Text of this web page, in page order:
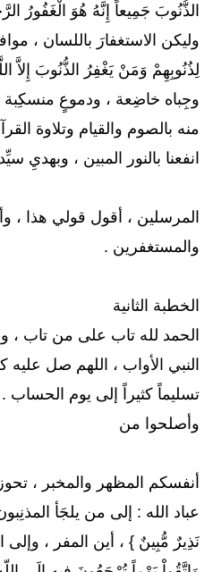
الذُّنُوبَ جَمِيعاً إِنَّهُ هُوَ الْغَفُورُ
وليكن الاستغفارَ باللسان ،
لِذُنُوبِهِمْ وَمَنْ يَغْفِرُ الذُّنُوبَ إِلاَّ
وجِباه خاضِعة ، ودموعٍ منسكِبة
منه بالصوم والقيام وتلاوة
انفعنا بالنور المبين ، وبهديِ سيِّد
المرسلين ، أقول قولي هذا ،
والمستغفرين .
الخطبة الثانية
الحمد لله تاب على من تاب ،
النبي الأواب ، اللهم صل
تسليماً كثيراً إلى يوم الحساب
وأصلحوا من
أنفسكم المظهر والمخبر ،
عباد الله : إلى من يلجَأ
نَذِيرٌ مُّبِينٌ } ، أين المفر ،